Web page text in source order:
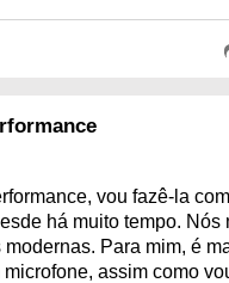
vou fazê-la
há muito tempo. Nós
Para mim, é
assim como